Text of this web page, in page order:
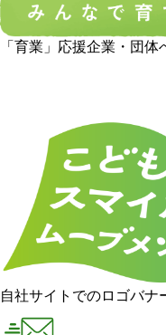
「育業」応援企業・団体
自社サイトでのロゴバナ